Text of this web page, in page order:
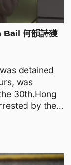
Bail 何韻詩獲
detained
was
30th.Hong
by the